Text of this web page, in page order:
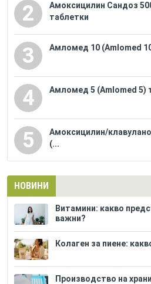
2
Амоксицилин Сандоз
таблетки
3 Амломед 10 (Amlomed
4 Амломед 5 (Amlomed 5)
5
Амоксицилин/
(...
НОВИНИ
Витамини: какво
важни?
Колаген за пиене:
Производство на